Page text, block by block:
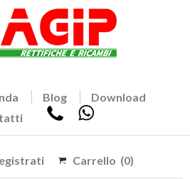
Blog
Download
Carrello (0)